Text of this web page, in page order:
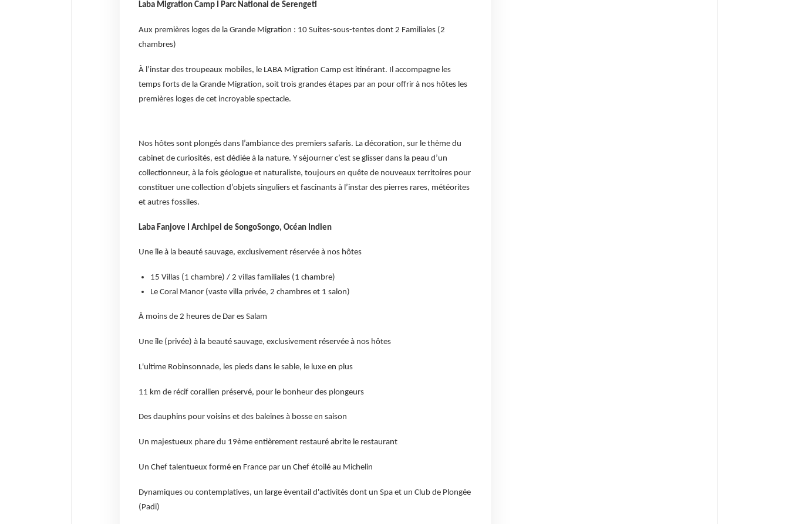
Laba Migration Camp I Parc National de Serengeti
Aux premières loges de la Grande Migration : 10 Suites-sous-tentes dont 2 Familiales (2
chambres)
À l’instar des troupeaux mobiles, le LABA Migration Camp est itinérant. Il accompagne les
temps forts de la Grande Migration, soit trois grandes étapes par an pour offrir à nos hôtes les
premières loges de cet incroyable spectacle.
Nos hôtes sont plongés dans l’ambiance des premiers safaris. La décoration, sur le thème du
cabinet de curiosités, est dédiée à la nature. Y séjourner c’est se glisser dans la peau d’un
collectionneur, à la fois géologue et naturaliste, toujours en quête de nouveaux territoires pour
constituer une collection d’objets singuliers et fascinants à l’instar des pierres rares, météorites
et autres fossiles.
Laba Fanjove I Archipel de SongoSongo, Océan Indien
Une île à la beauté sauvage, exclusivement réservée à nos hôtes
15 Villas (1 chambre) / 2 villas familiales (1 chambre)
Le Coral Manor (vaste villa privée, 2 chambres et 1 salon)
À moins de 2 heures de Dar es Salam
Une île (privée) à la beauté sauvage, exclusivement réservée à nos hôtes
L'ultime Robinsonnade, les pieds dans le sable, le luxe en plus
11 km de récif corallien préservé, pour le bonheur des plongeurs
Des dauphins pour voisins et des baleines à bosse en saison
Un majestueux phare du 19ème entièrement restauré abrite le restaurant
Un Chef talentueux formé en France par un Chef étoilé au Michelin
Dynamiques ou contemplatives, un large éventail d'activités dont un Spa et un Club de Plongée
(Padi)